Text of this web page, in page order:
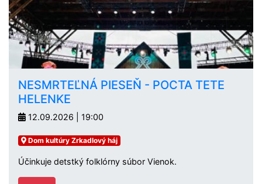
NESMRTEĽNÁ PIESEŇ - POCTA TETE
HELENKE
12.09.2026 | 19:00
Dom kultúry Zrkadlový háj
Účinkuje detstký folklórny súbor Vienok.